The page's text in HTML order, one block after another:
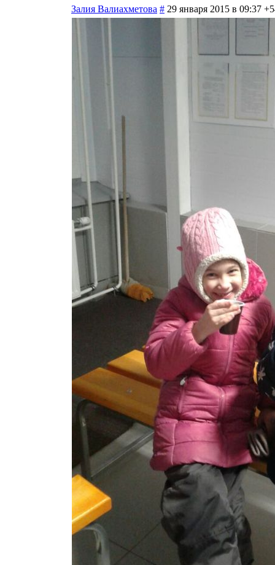
Залия Валиахметова # 29 января 2015 в 09:37